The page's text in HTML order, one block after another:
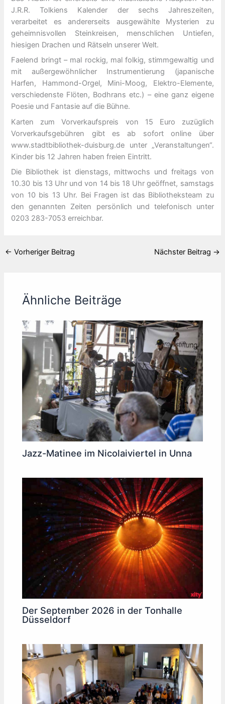
J.R.R. Tolkiens Kalender der sechs Jahreszeiten,
verarbeitet es andererseits ausgewählte Mysterien zu
geheimnisvollen Steinkreisen, menschlichen Untiefen,
hiesigen Drachen und Rätseln unserer Welt.
Faelend bringt – mal rockig, mal folkig, stimmgewaltig und
mit außergewöhnlicher Instrumentierung (japanische
Harfen, Hammond-Orgel, Mini-Moog, Elektro-Elemente,
verschiedenste Flöten, Bodhrans etc.) – eine ganz eigene
Poesie und Fantasie auf die Bühne.
Karten zum Vorverkaufspreis von 15 Euro zuzüglich
Vorverkaufsgebühren gibt es ab sofort online über
www.stadtbibliothek-duisburg.de unter „Veranstaltungen“.
Kinder bis 12 Jahren haben freien Eintritt.
Die Bibliothek ist dienstags, mittwochs und freitags von
10.30 bis 13 Uhr und von 14 bis 18 Uhr geöffnet, samstags
von 10 bis 13 Uhr. Bei Fragen ist das Bibliotheksteam zu
den genannten Zeiten persönlich und telefonisch unter
0203 283-7053 erreichbar.
← Vorheriger Beitrag Nächster Beitrag →
Ähnliche Beiträge
Jazz-Matinee im Nicolaiviertel in Unna
Der September 2026 in der Tonhalle
Düsseldorf